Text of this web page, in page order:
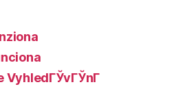
VyhledГЎvГЎnГ­